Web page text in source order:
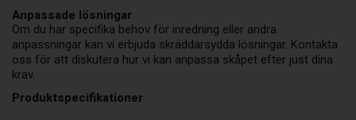
Anpassade lösningar
Om du har specifika behov för inredning eller andra
anpassningar kan vi erbjuda skräddarsydda lösningar. Kontakta
oss för att diskutera hur vi kan anpassa skåpet efter just dina
krav.
Produktspecifikationer